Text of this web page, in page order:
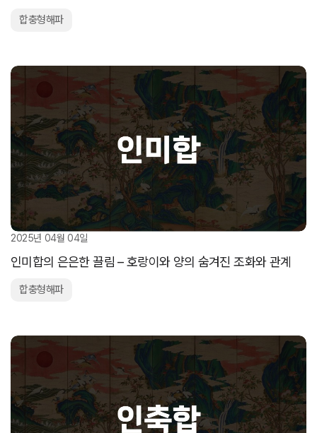
합충형해파
2025년 04월 04일
인미합의 은은한 끌림 – 호랑이와 양의 숨겨진 조화와 관계
합충형해파